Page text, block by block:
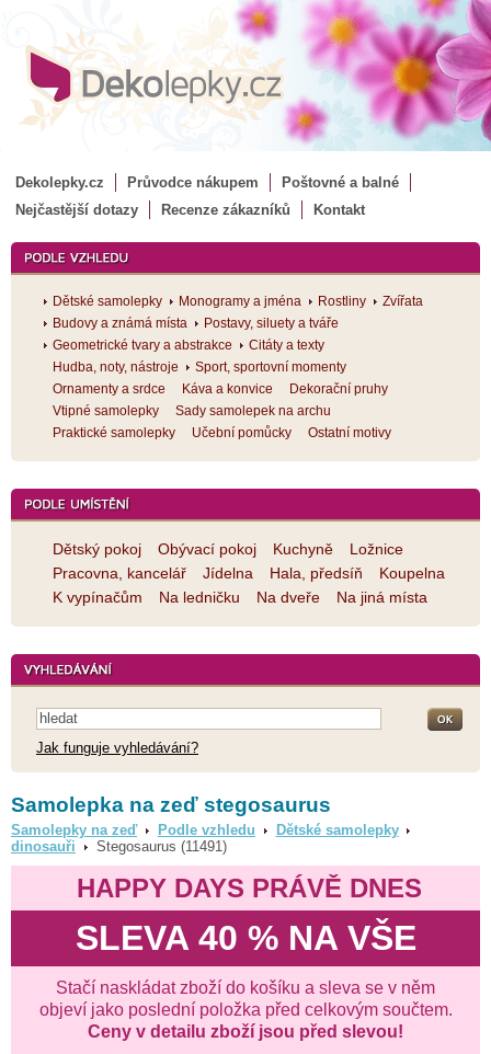
Dekolepky.cz Průvodce nákupem
Poštovné a balné
Nejčastější dotazy
Recenze zákazníků Kontakt
Dětské samolepky Monogramy a jména Rostliny
Zvířata
Budovy a známá místa
Postavy, siluety a tváře
Geometrické tvary a abstrakce
Citáty a texty
Hudba, noty, nástroje
Sport, sportovní momenty
Ornamenty a srdce
Káva a konvice
Dekorační pruhy
Vtipné samolepky
Sady samolepek na archu
Praktické samolepky
Učební pomůcky Ostatní motivy
Dětský pokoj Obývací pokoj Kuchyně
Ložnice
Pracovna, kancelář
Jídelna Hala, předsíň
Koupelna
K vypínačům
Na ledničku Na dveře Na jiná místa
Jak funguje vyhledávání?
Samolepka na zeď stegosaurus
Samolepky na zeď Podle vzhledu
Dětské samolepky
dinosauři
Stegosaurus (11491)
HAPPY DAYS PRÁVĚ DNES
SLEVA 40 % NA VŠE
Stačí naskládat zboží do košíku a sleva se v něm
objeví jako poslední položka před celkovým součtem.
Ceny v detailu zboží jsou před slevou!